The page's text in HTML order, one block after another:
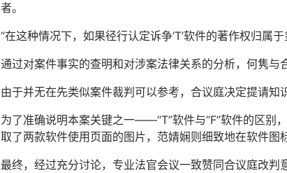
者。
“在这种情况下，如果径行认定诉争‘T’软件的著作权归属
通过对案件事实的查明和对涉案法律关系的分析，何隽与
由于并无在先类似案件裁判可以参考，合议庭决定提请知
为了准确说明本案关键之一——“T”软件与“F”软件的区别
取了两款软件使用页面的图片，范婧娴则细致地在软件图
最终，经过充分讨论，专业法官会议一致赞同合议庭改判